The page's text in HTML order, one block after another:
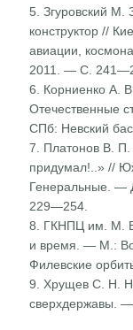
5. Згуровский
конструктор //
авиации,
2011. — С.
6. Корниенко А.
Отечественные
СПб: Невский
7. Платонов В.
придумал!..» //
Генеральные. —
229—254.
8. ГКНПЦ им. М.
и время. — М.:
Филевские
9. Хрущев С. Н.
сверхдержавы.